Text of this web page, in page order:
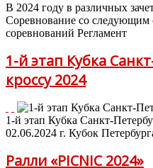
В 2024 году в различных
Соревнование со следующим
соревнований Регламент
1-й этап Кубка
кроссу 2024
1-й этап Кубка Санкт-
02.06.2024 г. Кубок
Ралли «PICNIC 2024»